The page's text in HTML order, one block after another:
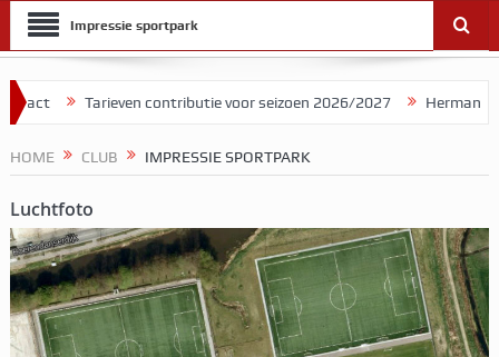
Impressie sportpark
2026/2027 Herman Brood stelde Be Quick voor als
HOME CLUB IMPRESSIE SPORTPARK
Luchtfoto